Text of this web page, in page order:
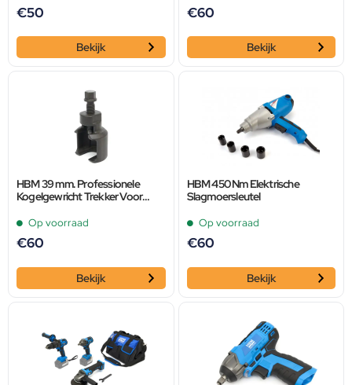
€50
Bekijk
€60
Bekijk
HBM 39 mm. Professionele
Kogelgewricht Trekker Voor
Op voorraad
€60
Bekijk
HBM 450 Nm Elektrische
Slagmoersleutel
Op voorraad
€60
Bekijk